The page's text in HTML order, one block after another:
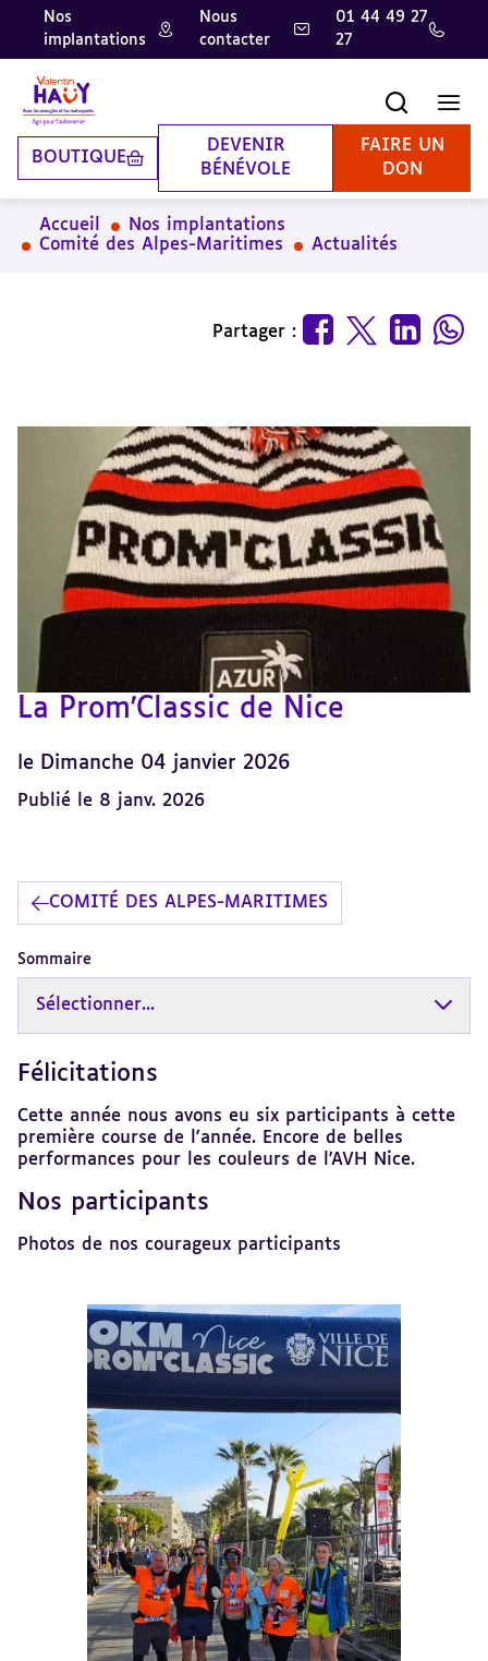
Aller
contenu
principal
Aller
pied
de
page
Aller
la
recherche
Nos
implantations
Nous
contacter
01 44 49 27
27
BOUTIQUE
DEVENIR
BÉNÉVOLE
FAIRE UN
DON
Accueil
Nos implantations
Comité des Alpes-Maritimes
Actualités
Partager :
La Prom'Classic de Nice
le Dimanche 04 janvier 2026
Publié le 8 janv. 2026
COMITÉ DES ALPES-MARITIMES
Sommaire
Sélectionner...
Félicitations
Cette année nous avons eu six participants à cette
première course de l'année. Encore de belles
performances pour les couleurs de l'AVH Nice.
Revenir
sommaire
Nos participants
Photos de nos courageux participants
Revenir
sommaire